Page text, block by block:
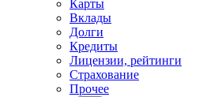
Карты
Вклады
Долги
Кредиты
Лицензии, рейтинги
Страхование
Прочее